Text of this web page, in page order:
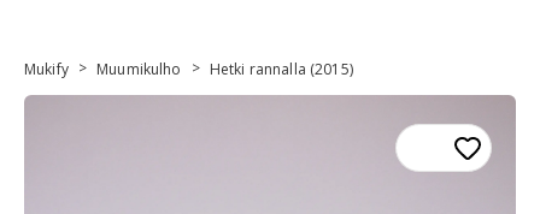
Mukify > Muumikulho > Hetki rannalla (2015)